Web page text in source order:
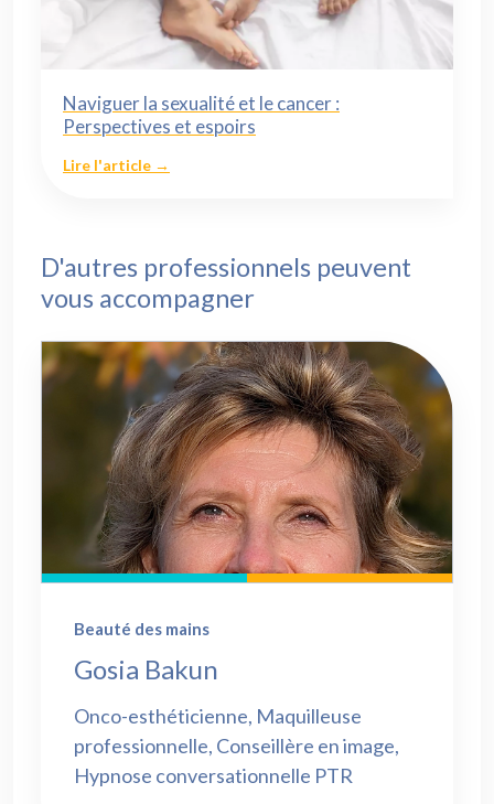
Naviguer la sexualité et le cancer :
Perspectives et espoirs
Lire l'article →
D'autres professionnels peuvent
vous accompagner
Beauté des mains
Gosia Bakun
Onco-esthéticienne, Maquilleuse
professionnelle, Conseillère en image,
Hypnose conversationnelle PTR